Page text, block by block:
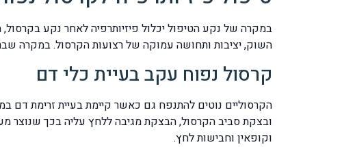
במקרה של נקע הטיפול יכלול פיזיותרפיה לאחר נקע בקרסול,
השוק, יציבות ותחושה עמוקה של רצועות הקרסול. במקרה
קרסול נפוח עקב בעיית כלי דם
הקרסוליים נוטים להתנפח גם כאשר קיימת בעיית זרימת דם
וקופאין וחבישות לחץ.